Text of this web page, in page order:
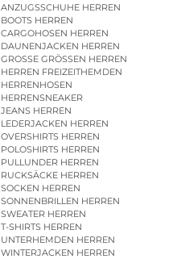
ANZUGSSCHUHE HERREN
BOOTS HERREN
CARGOHOSEN HERREN
DAUNENJACKEN HERREN
GROSSE GRÖSSEN HERREN
HERREN FREIZEITHEMDEN
HERRENHOSEN
HERRENSNEAKER
JEANS HERREN
LEDERJACKEN HERREN
OVERSHIRTS HERREN
POLOSHIRTS HERREN
PULLUNDER HERREN
RUCKSÄCKE HERREN
SOCKEN HERREN
SONNENBRILLEN HERREN
SWEATER HERREN
T-SHIRTS HERREN
UNTERHEMDEN HERREN
WINTERJACKEN HERREN